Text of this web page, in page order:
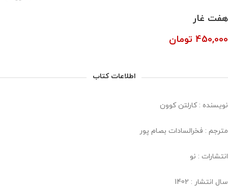
هفت غار
450,000 تومان
اطلاعات کتاب
نویسنده : کارلتن کوون
مترجم : فخرالسادات بصام پور
انتشارات : نو
سال انتشار : 1402